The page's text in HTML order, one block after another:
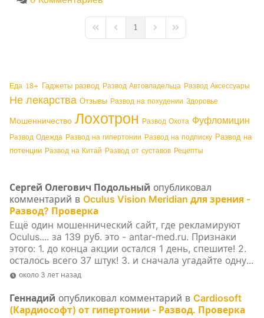
First PagePrevious Page
1 Next PageLast Page
Еда 18+ Гаджеты развод Развод Автовладельца Развод Аксессуары
Не лекарства Отзывы Развод на похудении Здоровье
Мошенничество Лохотрон Развод Охота Фуфломицин
Развод Одежда Развод на гипертонии Развод на подписку Развод на
потенции Развод на Китай Развод от суставов Рецепты
Сергей Олегович Подольный опубликовал
комментарий вOculus Vision Meridian для зрения -
Развод? Проверка
Ещё один мошеннический сайт, где рекламируют
Oculus.... за 139 руб. это - antar-med.ru. Признаки
этого: 1. до конца акции остался 1 день, спешите! 2.
осталось всего 37 штук! 3. и сначала угадайте одну...
около 3 лет назад
Геннадий опубликовал комментарий вCardiosoft
(Кардиософт) от гипертонии - Развод. Проверка